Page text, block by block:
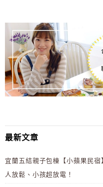
最新文章
宜蘭五結親子包棟【小蘋果民
人放鬆、小孩超放電！